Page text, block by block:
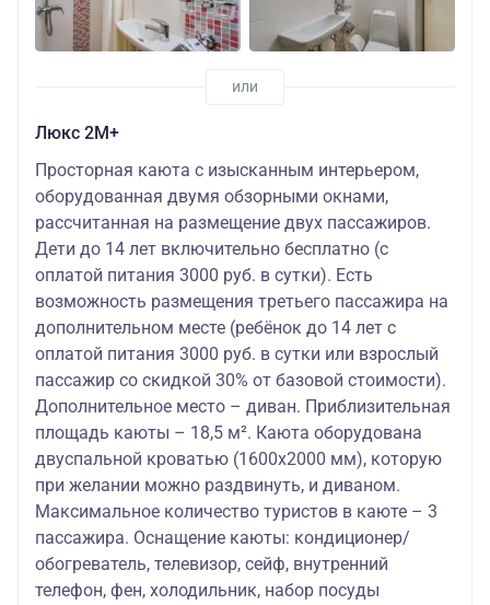
Люкс 2М+
Просторная каюта с изысканным интерьером,
оборудованная двумя обзорными окнами,
рассчитанная на размещение двух пассажиров.
Дети до 14 лет включительно бесплатно (с
оплатой питания 3000 руб. в сутки). Есть
возможность размещения третьего пассажира на
дополнительном месте (ребёнок до 14 лет с
оплатой питания 3000 руб. в сутки или взрослый
пассажир со скидкой 30% от базовой стоимости).
Дополнительное место – диван. Приблизительная
площадь каюты – 18,5 м². Каюта оборудована
двуспальной кроватью (1600х2000 мм), которую
при желании можно раздвинуть, и диваном.
Максимальное количество туристов в каюте – 3
пассажира. Оснащение каюты: кондиционер/
обогреватель, телевизор, сейф, внутренний
телефон, фен, холодильник, набор посуды